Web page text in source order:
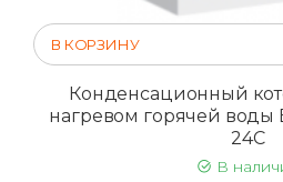
В КОРЗИНУ
Конденсационный
нагревом горячей воды
24C
В